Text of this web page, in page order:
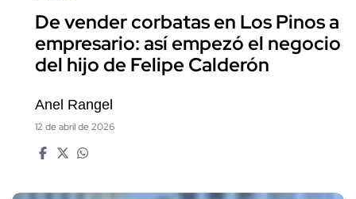
De vender corbatas en Los Pinos a
empresario: así empezó el negocio
del hijo de Felipe Calderón
Anel Rangel
12 de abril de 2026